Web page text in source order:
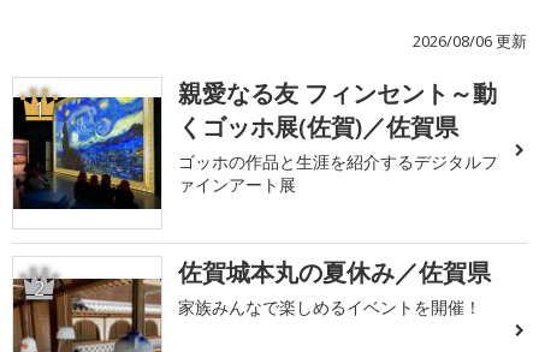
2026/08/06 更新
1
親愛なる友 フィンセント～動
くゴッホ展(佐賀)／佐賀県
ゴッホの作品と生涯を紹介するデジタルフ
ァインアート展
2 佐賀城本丸の夏休み／佐賀県
家族みんなで楽しめるイベントを開催！